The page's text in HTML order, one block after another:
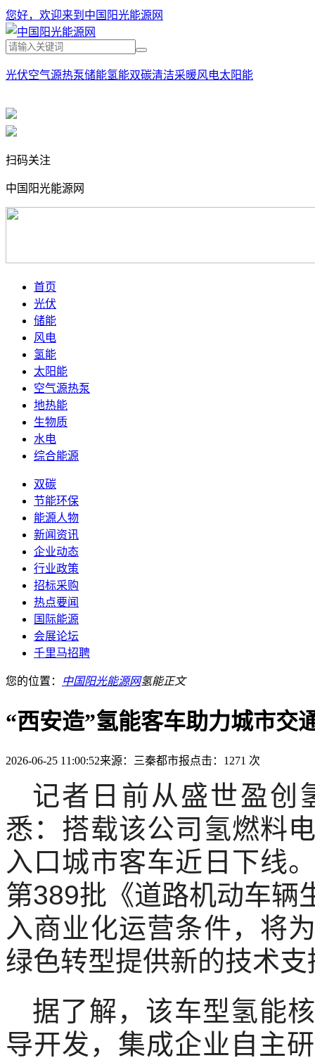
您好，欢迎来到中国阳光能源网
光伏空气源热泵储能氢能双碳清洁采暖风电太阳能
扫码关注
中国阳光能源网
首页
光伏
储能
风电
氢能
太阳能
空气源热泵
地热能
生物质
水电
综合能源
双碳
节能环保
能源人物
新闻资讯
企业动态
行业政策
招标采购
热点要闻
国际能源
会展论坛
千里马招聘
您的位置： 中国阳光能源网氢能正文
“西安造”氢能客车助力城市交
2026-06-25 11:00:52来源：三秦都市报点击：1271 次
记者日前从盛世盈创
悉：搭载该公司氢燃料
入口城市客车近日下线
第389批《道路机动车辆
入商业化运营条件，将
绿色转型提供新的技术支
据了解，该车型氢能
导开发，集成企业自主